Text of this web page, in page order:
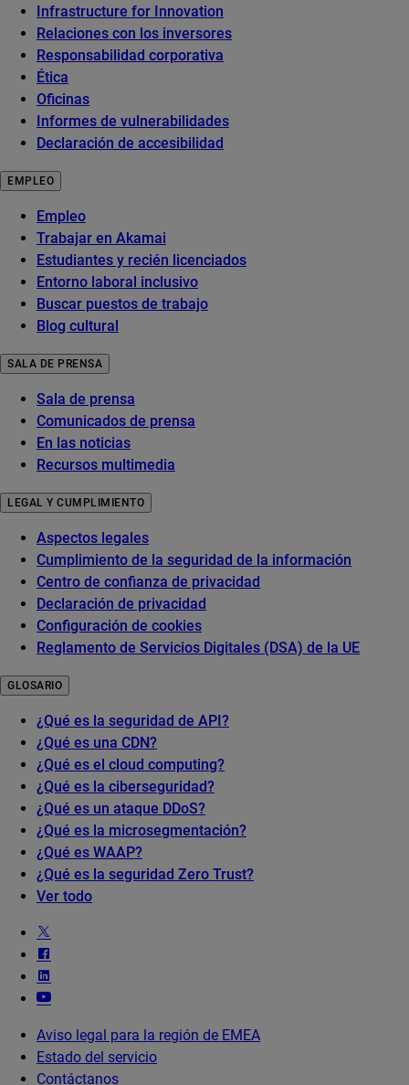
Infrastructure for Innovation
Relaciones con los inversores
Responsabilidad corporativa
Ética
Oficinas
Informes de vulnerabilidades
Declaración de accesibilidad
EMPLEO
Empleo
Trabajar en Akamai
Estudiantes y recién licenciados
Entorno laboral inclusivo
Buscar puestos de trabajo
Blog cultural
SALA DE PRENSA
Sala de prensa
Comunicados de prensa
En las noticias
Recursos multimedia
LEGAL Y CUMPLIMIENTO
Aspectos legales
Cumplimiento de la seguridad de la información
Centro de confianza de privacidad
Declaración de privacidad
Configuración de cookies
Reglamento de Servicios Digitales (DSA) de la UE
GLOSARIO
¿Qué es la seguridad de API?
¿Qué es una CDN?
¿Qué es el cloud computing?
¿Qué es la ciberseguridad?
¿Qué es un ataque DDoS?
¿Qué es la microsegmentación?
¿Qué es WAAP?
¿Qué es la seguridad Zero Trust?
Ver todo
Aviso legal para la región de EMEA
Estado del servicio
Contáctanos